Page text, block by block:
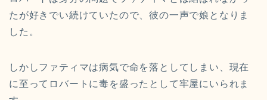
たが好きでい続けていたので、彼の一声で娘となりま
した。
しかしファティマは病気で命を落としてしまい、現在
に至ってロバートに毒を盛ったとして牢屋にいられま